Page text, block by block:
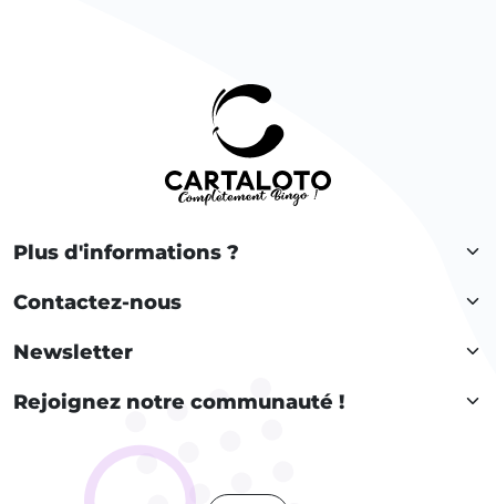
Plus d'informations ?
Contactez-nous
Newsletter
Rejoignez notre communauté !